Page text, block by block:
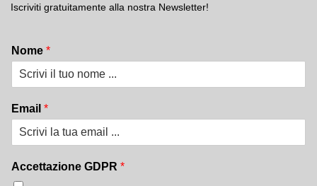
Iscriviti gratuitamente alla nostra Newsletter!
Nome *
Email *
Accettazione GDPR *